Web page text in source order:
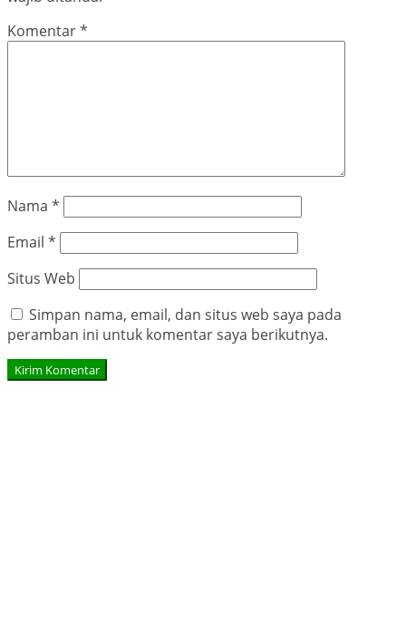
Komentar*
Nama *
Email *
Situs Web
Simpan nama, email, dan situs web saya pada
peramban ini untuk komentar saya berikutnya.